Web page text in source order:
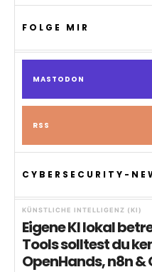
FOLGE MIR
MASTODON
RSS
CYBERSECURITY-
KÜNSTLICHE INTELLIGENZ (KI)
Eigene KI lokal
Tools solltest du
OpenHands, n8n &